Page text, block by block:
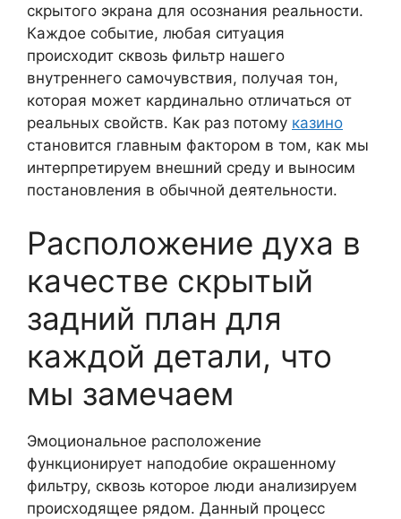
скрытого экрана для осознания реальности.
Каждое событие, любая ситуация
происходит сквозь фильтр нашего
внутреннего самочувствия, получая тон,
которая может кардинально отличаться от
реальных свойств. Как раз потому казино
становится главным фактором в том, как мы
интерпретируем внешний среду и выносим
постановления в обычной деятельности.
Расположение духа в
качестве скрытый
задний план для
каждой детали, что
мы замечаем
Эмоциональное расположение
функционирует наподобие окрашенному
фильтру, сквозь которое люди анализируем
происходящее рядом. Данный процесс